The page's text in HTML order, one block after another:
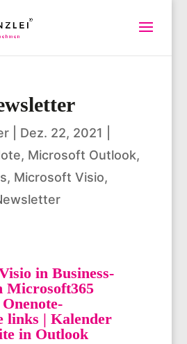
| Dez. 22, 2021
, Microsoft Outlook,
, Microsoft Visio,
in Business-
Microsoft365
links | Kalender
in Outlook